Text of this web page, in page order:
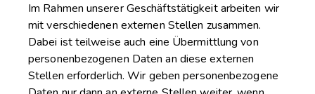
Im Rahmen unserer Geschäftstätigkeit arbeiten wir
mit verschiedenen externen Stellen zusammen.
Dabei ist teilweise auch eine Übermittlung von
personenbezogenen Daten an diese externen
Stellen erforderlich. Wir geben personenbezogene